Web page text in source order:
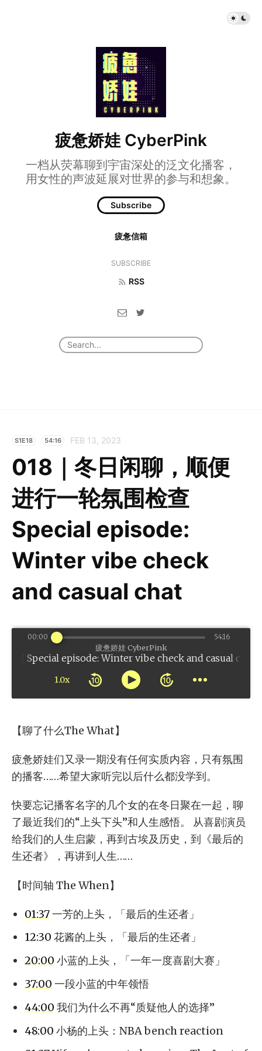
疲惫娇娃 CyberPink
一档从荧幕聊到宇宙深处的泛文化播客，
用女性的声波延展对世界的参与和想象。
Subscribe
疲惫信箱
SUBSCRIBE
RSS
S1E18 54:16 FEB 13, 2023
018｜冬日闲聊，顺便
进行一轮氛围检查
Special episode:
Winter vibe check
and casual chat
疲惫娇娃 CyberPink
查 Special episode: Winter vibe check and casual chat
1.0x
00:00 54:16
【聊了什么The What】
疲惫娇娃们又录一期没有任何实质内容，只有氛围
的播客……希望大家听完以后什么都没学到。
快要忘记播客名字的几个女的在冬日聚在一起，聊
了最近我们的“上头下头”和人生感悟。 从喜剧演员
给我们的人生启蒙，再到古埃及历史，到《最后的
生还者》，再讲到人生……
【时间轴 The When】
01:37一芳的上头，「最后的生还者」
12:30 花酱的上头，「最后的生还者」
20:00 小蓝的上头，「一年一度喜剧大赛」
37:00 一段小蓝的中年领悟
44:00 我们为什么不再“质疑他人的选择”
48:00 小杨的上头：NBA bench reaction